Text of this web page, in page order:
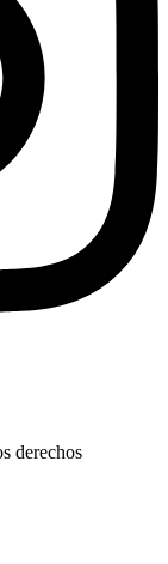
derechos